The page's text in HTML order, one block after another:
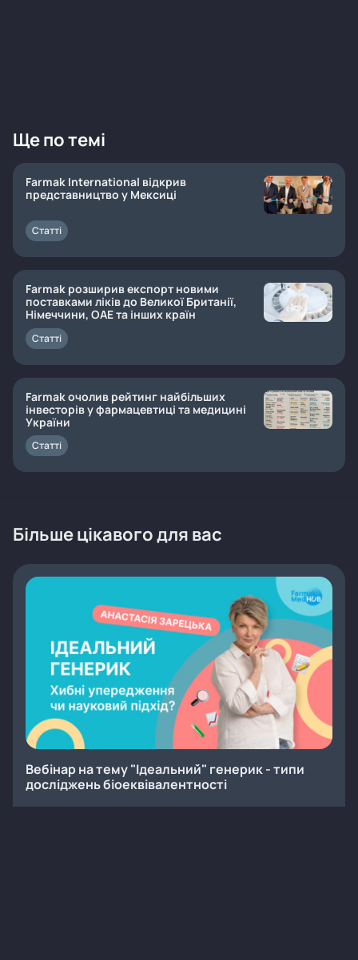
Ще по темі
Farmak International відкрив
представництво у Мексиці
Статті
Farmak розширив експорт новими
поставками ліків до Великої Британії,
Німеччини, ОАЕ та інших країн
Статті
Farmak очолив рейтинг найбільших
інвесторів у фармацевтиці та медицині
України
Статті
Більше цікавого для вас
Вебінар на тему "Ідеальний" генерик - типи
досліджень біоеквівалентності